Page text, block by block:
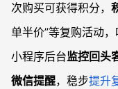
次购买可获得积分，
单半价”等复购活动
小程序后台监控回头
微信提醒，稳步提升